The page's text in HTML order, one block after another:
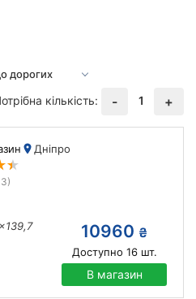
кількість:
- 1 +
Дніпро
10960 ₴
Доступно 16шт.
В магазин